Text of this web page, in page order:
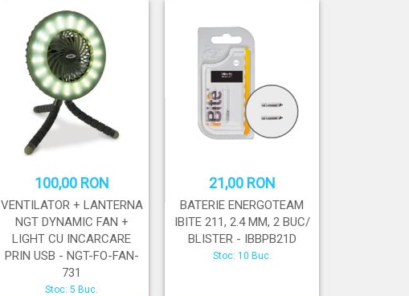
100,00 RON
VENTILATOR + LANTERNA
NGT DYNAMIC FAN +
LIGHT CU INCARCARE
PRIN USB - NGT-FO-FAN-
731
Stoc: 5 Buc.
21,00 RON
BATERIE ENERGOTEAM
IBITE 211, 2.4 MM, 2 BUC/
BLISTER - IBBPB21D
Stoc: 10 Buc.